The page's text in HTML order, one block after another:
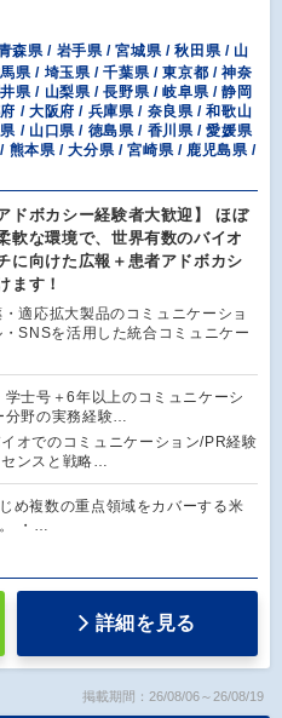
森県 / 岩手県 / 宮城県 / 秋田県 / 山
県 / 埼玉県 / 千葉県 / 東京都 / 神奈
県 / 山梨県 / 長野県 / 岐阜県 / 静岡
/ 大阪府 / 兵庫県 / 奈良県 / 和歌山
/ 山口県 / 徳島県 / 香川県 / 愛媛県
熊本県 / 大分県 / 宮崎県 / 鹿児島県 /
ドボカシー経験者大歓迎】 ほぼ
軟な環境で、世界有数のバイオ
に向けた広報＋患者アドボカシ
ます！
適応拡大製品のコミュニケーショ
SNSを活用した統合コミュニケー
士号＋6年以上のコミュニケーシ
分野の実務経験…
イオでのコミュニケーション/PR経験
センスと戦略…
め複数の重点領域をカバーする米
。 ・…
詳細を見る
掲載期間：26/08/06～26/08/19